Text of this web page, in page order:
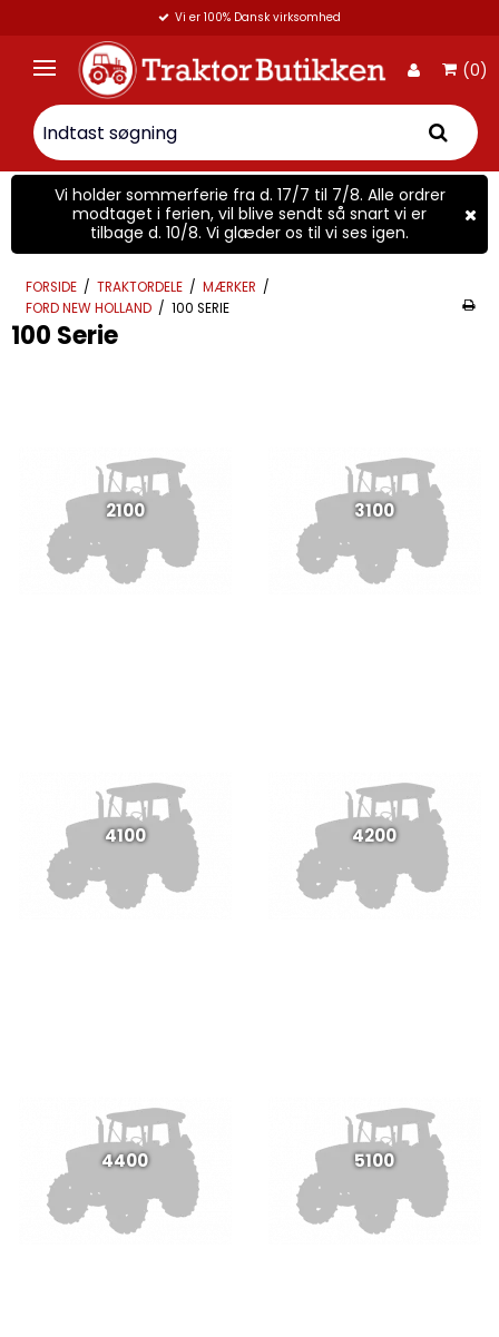
Vi er 100% Dansk virksomhed
(0)
Vi holder sommerferie fra d. 17/7 til 7/8. Alle ordrer
modtaget i ferien, vil blive sendt så snart vi er
tilbage d. 10/8. Vi glæder os til vi ses igen.
FORSIDE / TRAKTORDELE / MÆRKER /
FORD NEW HOLLAND / 100 SERIE
100 Serie
2100 3100
4100 4200
4400 5100